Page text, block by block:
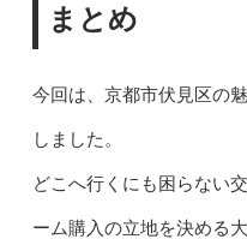
まとめ
今回は、京都市伏見区の
しました。
どこへ行くにも困らない
ーム購入の立地を決める